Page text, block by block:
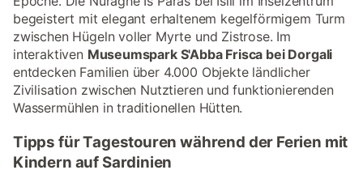
begeistert mit elegant erhaltenem kegelförmigem Turm
zwischen Hügeln voller Myrte und Zistrose. Im
interaktiven Museumspark S'Abba Frisca bei Dorgali
entdecken Familien über 4.000 Objekte ländlicher
Zivilisation zwischen Nutztieren und funktionierenden
Wassermühlen in traditionellen Hütten.
Tipps für Tagestouren während der Ferien mit
Kindern auf Sardinien